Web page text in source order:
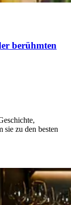
berühmten
sie zu den besten